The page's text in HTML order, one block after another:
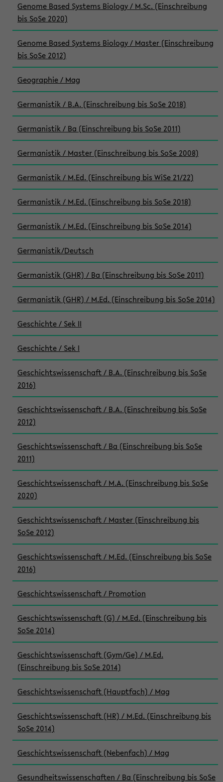
Genome Based Systems Biology / M.Sc. (Einschreibung
bis SoSe 2020)
Genome Based Systems Biology / Master (Einschreibung
bis SoSe 2012)
Geographie / Mag
Germanistik / B.A. (Einschreibung bis SoSe 2018)
Germanistik / Ba (Einschreibung bis SoSe 2011)
Germanistik / Master (Einschreibung bis SoSe 2008)
Germanistik / M.Ed. (Einschreibung bis WiSe 21/22)
Germanistik / M.Ed. (Einschreibung bis SoSe 2018)
Germanistik / M.Ed. (Einschreibung bis SoSe 2014)
Germanistik/Deutsch
Germanistik (GHR) / Ba (Einschreibung bis SoSe 2011)
Germanistik (GHR) / M.Ed. (Einschreibung bis SoSe 2014)
Geschichte / Sek II
Geschichte / Sek I
Geschichtswissenschaft / B.A. (Einschreibung bis SoSe
2016)
Geschichtswissenschaft / B.A. (Einschreibung bis SoSe
2012)
Geschichtswissenschaft / Ba (Einschreibung bis SoSe
2011)
Geschichtswissenschaft / M.A. (Einschreibung bis SoSe
2020)
Geschichtswissenschaft / Master (Einschreibung bis
SoSe 2012)
Geschichtswissenschaft / M.Ed. (Einschreibung bis SoSe
2016)
Geschichtswissenschaft / Promotion
Geschichtswissenschaft (G) / M.Ed. (Einschreibung bis
SoSe 2014)
Geschichtswissenschaft (Gym/Ge) / M.Ed.
(Einschreibung bis SoSe 2014)
Geschichtswissenschaft (Hauptfach) / Mag
Geschichtswissenschaft (HR) / M.Ed. (Einschreibung bis
SoSe 2014)
Geschichtswissenschaft (Nebenfach) / Mag
Gesundheitswissenschaften / Ba (Einschreibung bis SoSe